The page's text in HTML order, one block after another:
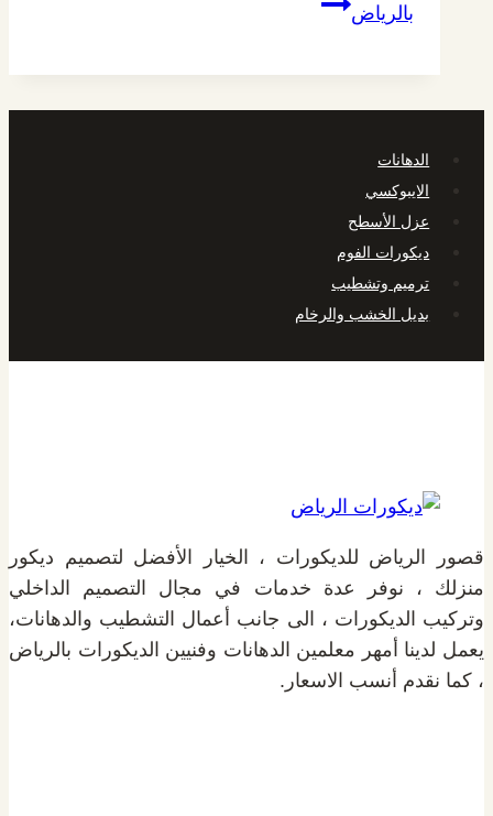
بالرياض
الدهانات
الايبوكسي
عزل الأسطح
ديكورات الفوم
ترميم وتشطيب
بديل الخشب والرخام
قصور الرياض للديكورات ، الخيار الأفضل لتصميم ديكور
منزلك ، نوفر عدة خدمات في مجال التصميم الداخلي
وتركيب الديكورات ، الى جانب أعمال التشطيب والدهانات،
يعمل لدينا أمهر معلمين الدهانات وفنيين الديكورات بالرياض
، كما نقدم أنسب الاسعار.